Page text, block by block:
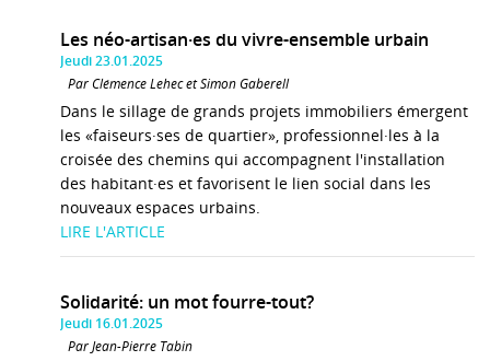
Les néo-artisan·es du vivre-ensemble urbain
Jeudi 23.01.2025
Par Clémence Lehec et Simon Gaberell
Dans le sillage de grands projets immobiliers émergent
les «faiseurs·ses de quartier», professionnel·les à la
croisée des chemins qui accompagnent l'installation
des habitant·es et favorisent le lien social dans les
nouveaux espaces urbains.
LIRE L'ARTICLE
Solidarité: un mot fourre-tout?
Jeudi 16.01.2025
Par Jean-Pierre Tabin